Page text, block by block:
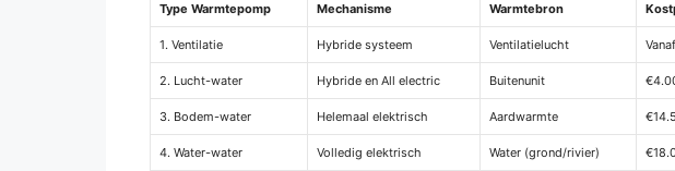
Type Warmtepomp Mechanisme Warmtebron
1. Ventilatie Hybride systeem Ventilatielucht
2. Lucht-water Hybride en All electric Buitenunit
3. Bodem-water Helemaal elektrisch Aardwarmte
4. Water-water Volledig elektrisch Water (grond/rivier)